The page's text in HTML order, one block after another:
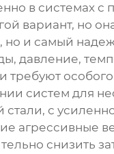
в системах
вариант, но
и самый
давление,
систем для
стали, с
агрессивные
снизить